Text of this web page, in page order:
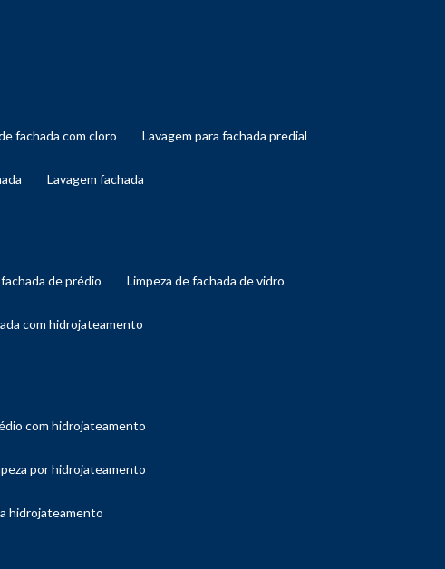
fachada com cloro lavagem para fachada predial
lavagem fachada
fachada de prédio limpeza de fachada de vidro
com hidrojateamento
com hidrojateamento
por hidrojateamento
hidrojateamento